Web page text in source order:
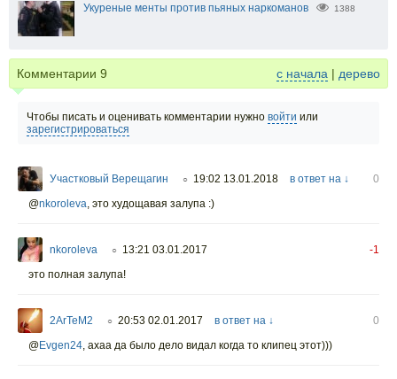
Укуреные менты против пьяных наркоманов 1388
Комментарии 9 с начала | дерево
Чтобы писать и оценивать комментарии нужно войти или
зарегистрироваться
Участковый Верещагин ○ 19:02 13.01.2018 в ответ на ↓
0
@nkoroleva это худощавая залупа :)
nkoroleva ○ 13:21 03.01.2017
-1
это полная залупа!
2ArTeM2 ○ 20:53 02.01.2017 в ответ на ↓
0
@Evgen24 ахаа да было дело видал когда то клипец этот)))